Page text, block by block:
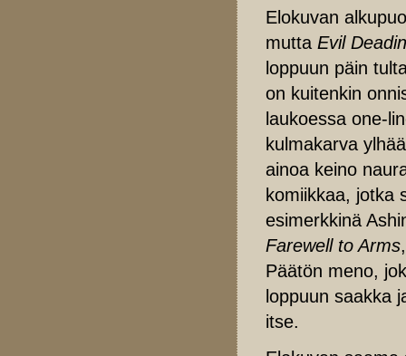
Elokuvan
mutta Evil Deadin
loppuun päin
on kuitenkin
laukoessa one-
kulmakarva
ainoa keino
komiikkaa, jotka
esimerkkinä
Farewell to Arms
Päätön meno,
loppuun saakka
itse.